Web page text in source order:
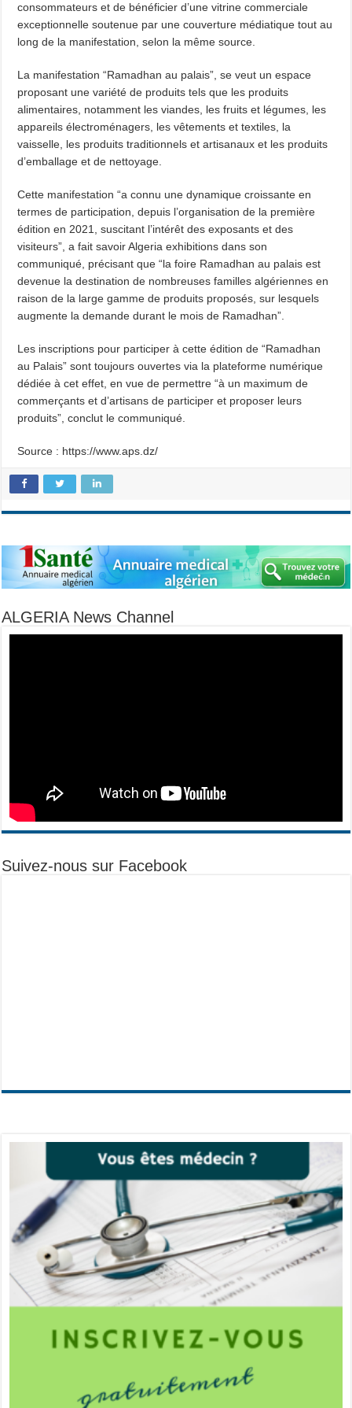
consommateurs et de bénéficier d’une vitrine commerciale
exceptionnelle soutenue par une couverture médiatique tout au
long de la manifestation, selon la même source.
La manifestation “Ramadhan au palais”, se veut un espace
proposant une variété de produits tels que les produits
alimentaires, notamment les viandes, les fruits et légumes, les
appareils électroménagers, les vêtements et textiles, la
vaisselle, les produits traditionnels et artisanaux et les produits
d’emballage et de nettoyage.
Cette manifestation “a connu une dynamique croissante en
termes de participation, depuis l’organisation de la première
édition en 2021, suscitant l’intérêt des exposants et des
visiteurs”, a fait savoir Algeria exhibitions dans son
communiqué, précisant que “la foire Ramadhan au palais est
devenue la destination de nombreuses familles algériennes en
raison de la large gamme de produits proposés, sur lesquels
augmente la demande durant le mois de Ramadhan”.
Les inscriptions pour participer à cette édition de “Ramadhan
au Palais” sont toujours ouvertes via la plateforme numérique
dédiée à cet effet, en vue de permettre “à un maximum de
commerçants et d’artisans de participer et proposer leurs
produits”, conclut le communiqué.
Source : https://www.aps.dz/
ALGERIA News Channel
Suivez-nous sur Facebook